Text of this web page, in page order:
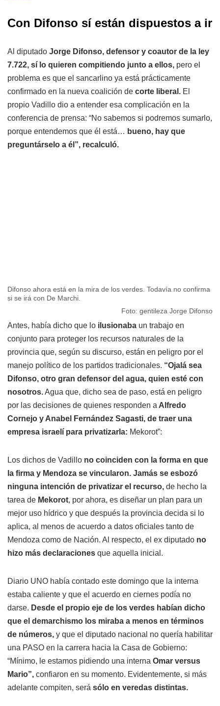
Con Difonso sí están dispuestos a ir
Al diputado Jorge Difonso, defensor y coautor de la ley
7.722, sí lo quieren compitiendo junto a ellos, pero el
problema es que el sancarlino ya está prácticamente
confirmado en la nueva coalición de corte liberal. El
propio Vadillo dio a entender esa complicación en la
conferencia de prensa: “No sabemos si podremos sumarlo,
porque entendemos que él está… bueno, hay que
preguntárselo a él”, recalculó.
Difonso ahora está en la mira de los verdes. Todavía no confirma
si se irá con De Marchi.
Foto: gentileza Jorge Difonso
Antes, había dicho que lo ilusionaba un trabajo en
conjunto para proteger los recursos naturales de la
provincia que, según su discurso, están en peligro por el
manejo político de los partidos tradicionales. “Ojalá sea
Difonso, otro gran defensor del agua, quien esté con
nosotros.Agua que, dicho sea de paso, está en peligro
por las decisiones de quienes responden a Alfredo
Cornejo y Anabel Fernández Sagasti, de traer una
empresa israelí para privatizarla: Mekorot”:
Los dichos de Vadillo no coinciden con la forma en que
la firma y Mendoza se vincularon. Jamás se esbozó
ninguna intención de privatizar el recurso, de hecho la
tarea de Mekorot, por ahora, es diseñar un plan para un
mejor uso hídrico y que después la provincia decida si lo
aplica, al menos de acuerdo a datos oficiales tanto de
Mendoza como de Nación. Al respecto, el ex diputado no
hizo más declaraciones que aquella inicial.
Diario UNO había contado este domingo que la interna
estaba caliente y que el acuerdo en ciernes podía no
darse. Desde el propio eje de los verdes habían dicho
que el demarchismo los miraba a menos en términos
de números, y que el diputado nacional no quería habilitar
una PASO en la carrera hacia la Casa de Gobierno:
“Mínimo, le estamos pidiendo una interna Omar versus
Mario”, confiaron en su momento. Evidentemente, si más
adelante compiten, será sólo en veredas distintas.